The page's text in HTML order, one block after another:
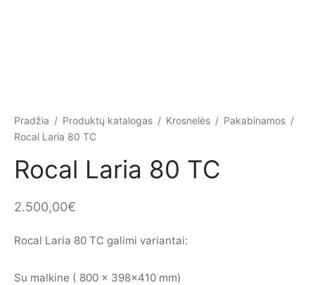
Pradžia / Produktų katalogas / Krosnelės / Pakabinamos /
Rocal Laria 80 TC
Rocal Laria 80 TC
2.500,00€
Rocal Laria 80 TC galimi variantai:
Su malkine ( 800 x 398×410 mm)